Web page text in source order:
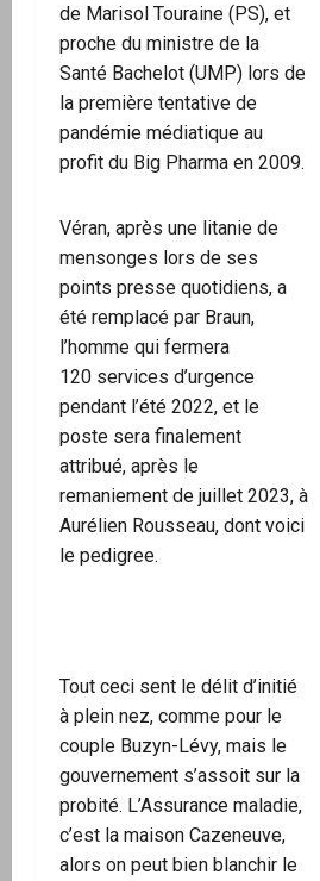
de Marisol Touraine (PS), et
proche du ministre de la
Santé Bachelot (UMP) lors de
la première tentative de
pandémie médiatique au
profit du Big Pharma en 2009.
Véran, après une litanie de
mensonges lors de ses
points presse quotidiens, a
été remplacé par Braun,
l’homme qui fermera
120 services d’urgence
pendant l’été 2022, et le
poste sera finalement
attribué, après le
remaniement de juillet 2023, à
Aurélien Rousseau, dont voici
le pedigree.
Tout ceci sent le délit d’initié
à plein nez, comme pour le
couple Buzyn-Lévy, mais le
gouvernement s’assoit sur la
probité. L’Assurance maladie,
c’est la maison Cazeneuve,
alors on peut bien blanchir le